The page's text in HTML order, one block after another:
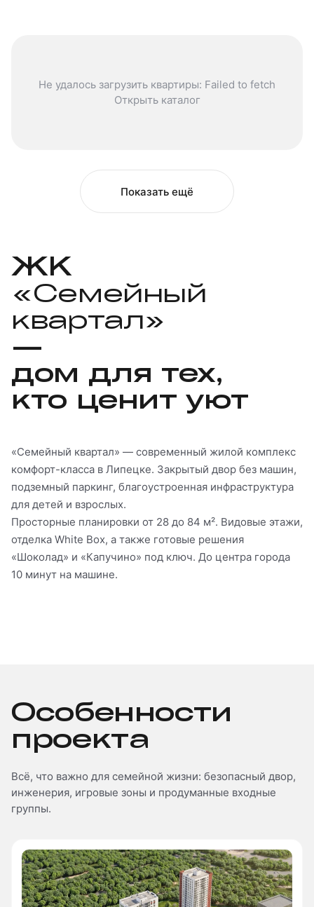
Не удалось загрузить квартиры: Failed to fetch
Открыть каталог
Показать ещё
ЖК
«Семейный
квартал»
—
дом для тех,
кто ценит уют
«Семейный квартал» — современный жилой комплекс
комфорт-класса в Липецке. Закрытый двор без машин,
подземный паркинг, благоустроенная инфраструктура
для детей и взрослых.
Просторные планировки от 28 до 84 м². Видовые этажи,
отделка White Box, а также готовые решения
«Шоколад» и «Капучино» под ключ. До центра города
10 минут на машине.
Особенности
проекта
Всё, что важно для семейной жизни: безопасный двор,
инженерия, игровые зоны и продуманные входные
группы.